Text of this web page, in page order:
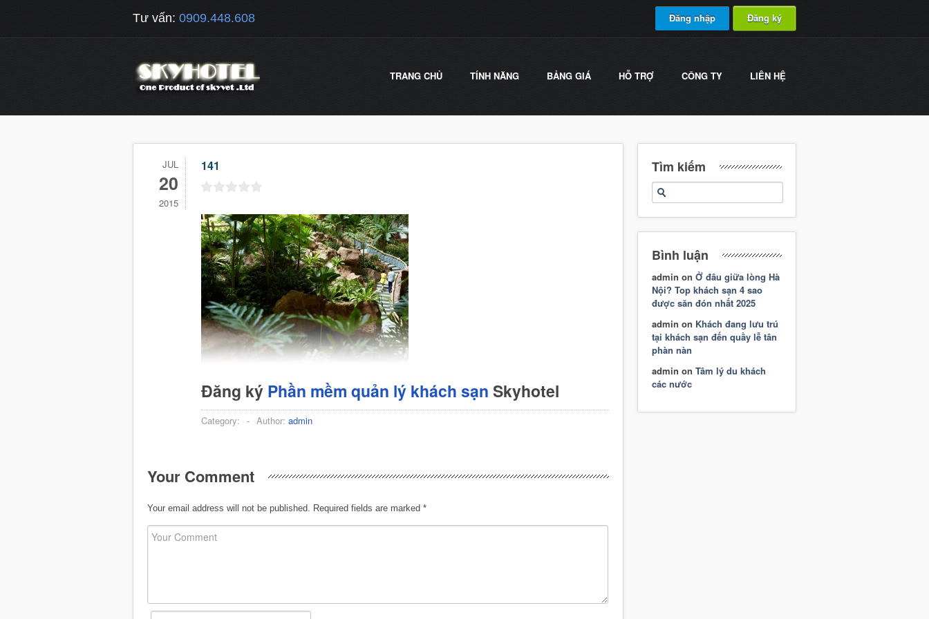
Tư vấn: 0909.448.608 Đăng nhập Đăng ký
TRANG CHỦ TÍNH NĂNG BẢNG GIÁ HỖ TRỢ CÔNG TY LIÊN HỆ
JUL
20
2015
141
Đăng ký Phần mềm quản lý khách sạn Skyhotel
Category: - Author: admin
Your Comment
Your email address will not be published. Required fields are marked *
Tìm kiếm
Bình luận
admin on Ở đâu giữa lòng Hà
Nội? Top khách sạn 4 sao
được săn đón nhất 2025
admin on Khách đang lưu trú
tại khách sạn đến quầy lễ tân
phàn nàn
admin on Tâm lý du khách
các nước